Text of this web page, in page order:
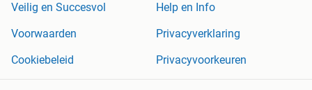
Veilig en Succesvol
Help en Info
Voorwaarden
Privacyverklaring
Cookiebeleid
Privacyvoorkeuren